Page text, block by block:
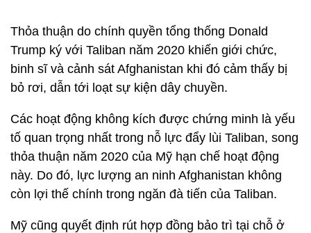
Thỏa thuận do chính quyền tổng thống Donald
Trump ký với Taliban năm 2020 khiến giới chức,
binh sĩ và cảnh sát Afghanistan khi đó cảm thấy bị
bỏ rơi, dẫn tới loạt sự kiện dây chuyền.
Các hoạt động không kích được chứng minh là yếu
tố quan trọng nhất trong nỗ lực đẩy lùi Taliban, song
thỏa thuận năm 2020 của Mỹ hạn chế hoạt động
này. Do đó, lực lượng an ninh Afghanistan không
còn lợi thế chính trong ngăn đà tiến của Taliban.
Mỹ cũng quyết định rút hợp đồng bảo trì tại chỗ ở